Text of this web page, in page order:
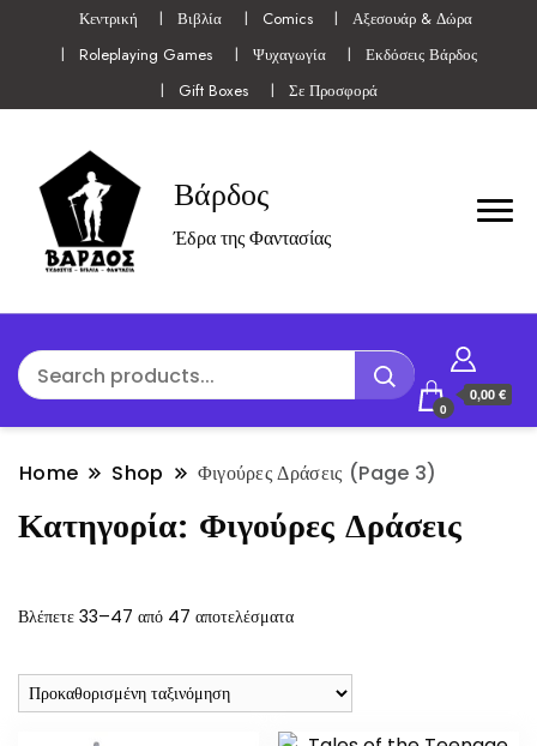
Κεντρική Βιβλία Comics
Αξεσουάρ & Δώρα
Roleplaying Games
Ψυχαγωγία
Εκδόσεις Βάρδος
Gift Boxes
Σε Προσφορά
Βάρδος
Έδρα της Φαντασίας
0
0,00 €
Home Shop Φιγούρες Δράσεις (Page 3)
Κατηγορία: Φιγούρες Δράσεις
Βλέπετε 33–47 από 47 αποτελέσματα